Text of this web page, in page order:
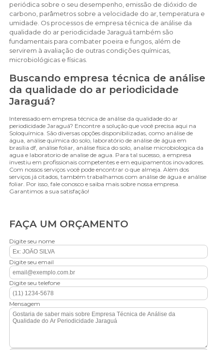
periódica sobre o seu desempenho, emissão de dióxido de
carbono, parâmetros sobre a velocidade do ar, temperatura e
umidade. Os processos de empresa técnica de análise da
qualidade do ar periodicidade Jaraguá também são
fundamentais para combater poeira e fungos, além de
servirem à avaliação de outras condições químicas,
microbiológicas e físicas.
Buscando empresa técnica de análise
da qualidade do ar periodicidade
Jaraguá?
Interessado em empresa técnica de análise da qualidade do ar
periodicidade Jaraguá? Encontre a solução que você precisa aqui na
Soloquímica. São diversas opções disponibilizadas, como análise de
água, análise química do solo, laboratório de análise de água em
brasília df, análise foliar, análise física do solo, analise microbiologica da
agua e laboratorio de analise de agua. Para tal sucesso, a empresa
investiu em profissionais competentes e em equipamentos inovadores.
Com nossos serviços você pode encontrar o que almeja. Além dos
serviços já citados, também trabalhamos com análise de água e análise
foliar. Por isso, fale conosco e saiba mais sobre nossa empresa.
Garantimos a sua satisfação!
FAÇA UM ORÇAMENTO
Digite seu nome
Digite seu email
Digite seu telefone
Mensagem